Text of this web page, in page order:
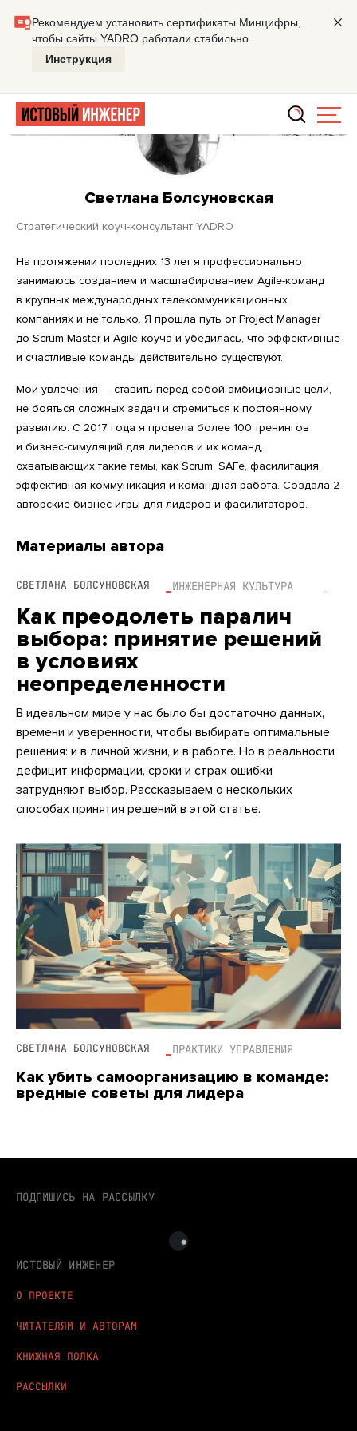
Главная Светлана Болсуновская
Светлана Болсуновская
стратегический коуч-консультант YADRO
На протяжении последних 13 лет я профессионально
занимаюсь созданием и масштабированием Agile-команд
в крупных международных телекоммуникационных
компаниях и не только. Я прошла путь от Project Manager
до Scrum Master и Agile-коуча и убедилась, что эффективные
и счастливые команды действительно существуют.
Мои увлечения — ставить перед собой амбициозные цели,
не бояться сложных задач и стремиться к постоянному
развитию. С 2017 года я провела более 100 тренингов
и бизнес-симуляций для лидеров и их команд,
охватывающих такие темы, как Scrum, SAFe, фасилитация,
эффективная коммуникация и командная работа. Создала 2
авторские бизнес игры для лидеров и фасилитаторов.
Материалы автора
СВЕТЛАНА БОЛСУНОВСКАЯ ИНЖЕНЕРНАЯ КУЛЬТУРА
Как преодолеть паралич
выбора: принятие решений
в условиях
неопределенности
В идеальном мире у нас было бы достаточно данных,
времени и уверенности, чтобы выбирать оптимальные
решения: и в личной жизни, и в работе. Но в реальности
дефицит информации, сроки и страх ошибки
затрудняют выбор. Рассказываем о нескольких
способах принятия решений в этой статье.
СВЕТЛАНА БОЛСУНОВСКАЯ ПРАКТИКИ УПРАВЛЕНИЯ
Как убить самоорганизацию в команде:
вредные советы для лидера
ИСТОВЫЙ ИНЖЕНЕР
О ПРОЕКТЕ
ЧИТАТЕЛЯМ И АВТОРАМ
КНИЖНАЯ ПОЛКА
РАССЫЛКИ
ПОДПИШИСЬ НА РАССЫЛКУ